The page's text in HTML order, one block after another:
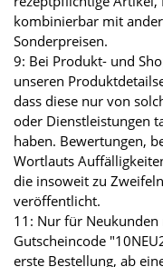
kombinierbar mit
Sonderpreisen.
9: Bei Produkt- und
unseren
dass diese nur von
oder Dienstleistungen
haben. Bewertungen,
Wortlauts
die insoweit zu
veröffentlicht.
11: Nur für
Gutscheincode
erste Bestellung, ab